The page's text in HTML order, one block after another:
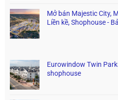
Mở bán Majestic City,
Liền kề, Shophouse -
Eurowindow Twin
shophouse